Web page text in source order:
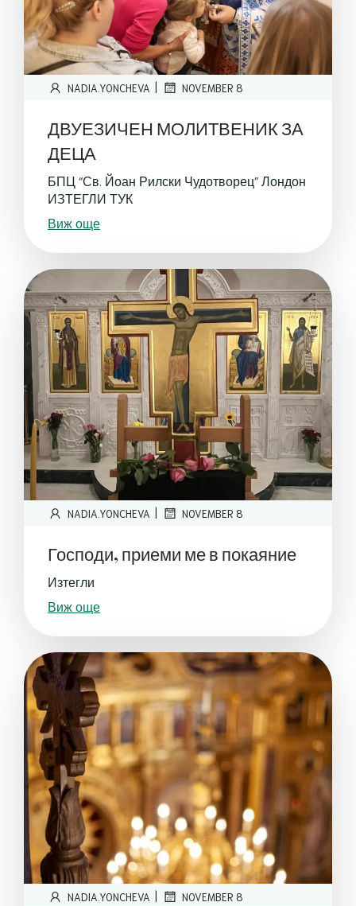
NADIA.YONCHEVA | NOVEMBER 8
ДВУЕЗИЧЕН МОЛИТВЕНИК ЗА
ДЕЦА
БПЦ “Св. Йоан Рилски Чудотворец” Лондон
ИЗТЕГЛИ ТУК
Виж още
NADIA.YONCHEVA | NOVEMBER 8
Господи, приеми ме в покаяние
Изтегли
Виж още
NADIA.YONCHEVA | NOVEMBER 8